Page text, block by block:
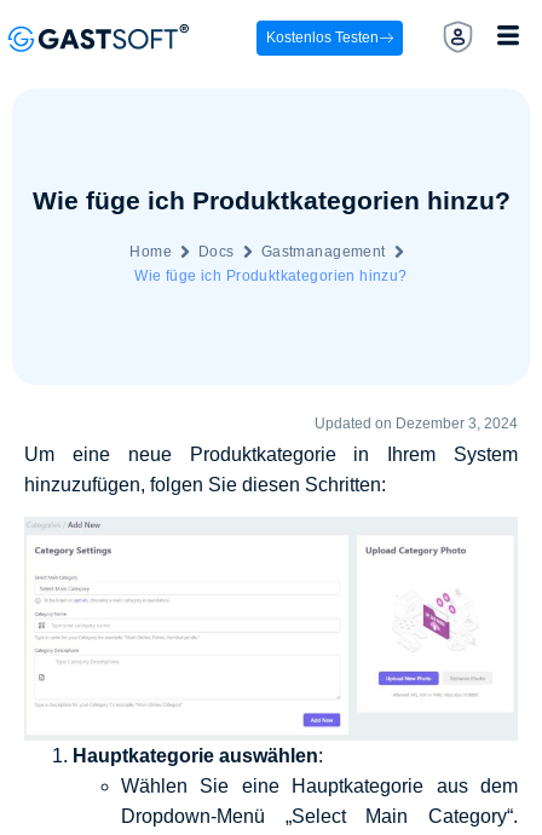
Kostenlos Testen
Wie füge ich Produktkategorien hinzu?
Home Docs
Gastmanagement
Wie füge ich Produktkategorien hinzu?
Updated on Dezember 3, 2024
Um eine neue Produktkategorie in Ihrem System
hinzuzufügen, folgen Sie diesen Schritten:
Hauptkategorie auswählen:
Wählen Sie eine Hauptkategorie aus dem
Dropdown-Menü „Select Main Category“.